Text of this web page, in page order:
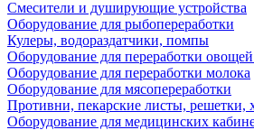
Смесители и душирующие устройства
Оборудование для рыбопереработки
Кулеры, водораздатчики, помпы
Оборудование для переработки
Оборудование для переработки молока
Оборудование для мясопереработки
Противни, пекарские листы,
Оборудование для медицинских